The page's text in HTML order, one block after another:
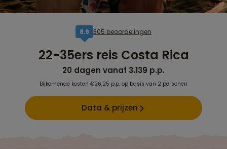
8,9 305 beoordelingen
22-35ers reis Costa Rica
20 dagen vanaf 3.139 p.p.
Bijkomende kosten €26,25 p.p. op basis van 2 personen
Data & prijzen